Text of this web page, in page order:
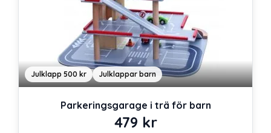
Julklapp 500 kr Julklappar barn
Parkeringsgarage i trä för barn
479 kr